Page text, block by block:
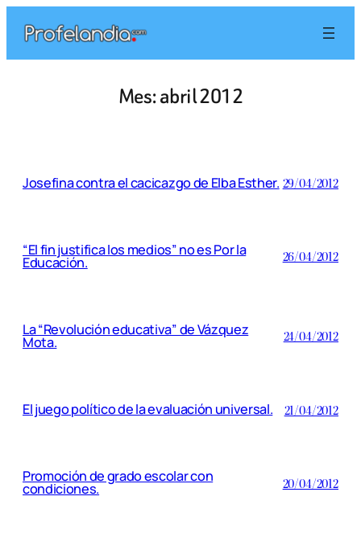
contenido
Mes:abril 2012
Josefina contra el cacicazgo de Elba Esther. 29/04/2012
“El fin justifica los medios” no es Por la
Educación. 26/04/2012
La “Revolución educativa” de Vázquez
Mota. 24/04/2012
El juego político de la evaluación universal. 21/04/2012
Promoción de grado escolar con
condiciones. 20/04/2012